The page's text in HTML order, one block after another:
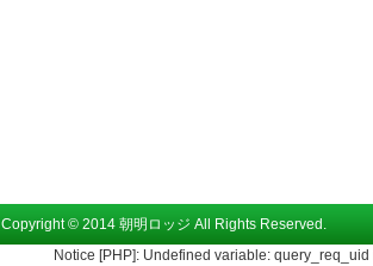
Copyright © 2014 朝明ロッジ All Rights Reserved.
Notice [PHP]: Undefined variable: